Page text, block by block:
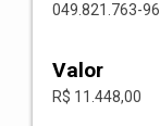
049.821.763-96
Valor
R$ 11.448,00